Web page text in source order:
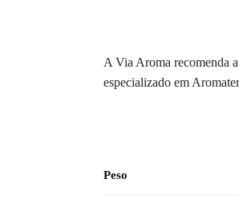
A Via Aroma recomenda
especializado em
Peso